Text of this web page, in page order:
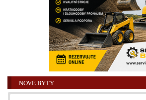
NOVÉ BYTY